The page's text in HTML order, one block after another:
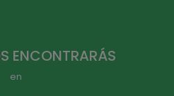
ENCONTRARÁS
en